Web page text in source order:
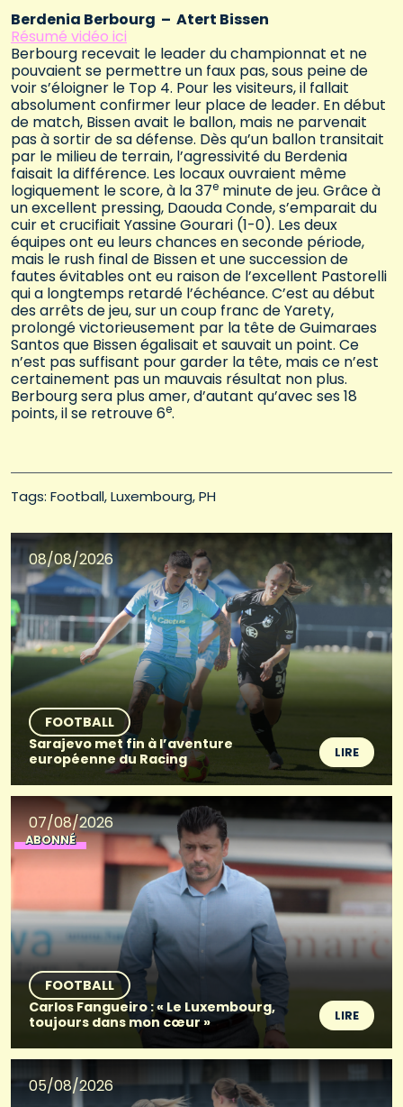
Berdenia Berbourg – Atert Bissen
Résumé vidéo ici
Berbourg recevait le leader du championnat et ne
pouvaient se permettre un faux pas, sous peine de
voir s’éloigner le Top 4. Pour les visiteurs, il fallait
absolument confirmer leur place de leader. En début
de match, Bissen avait le ballon, mais ne parvenait
pas à sortir de sa défense. Dès qu’un ballon transitait
par le milieu de terrain, l’agressivité du Berdenia
faisait la différence. Les locaux ouvraient même
logiquement le score, à la 37e minute de jeu. Grâce à
un excellent pressing, Daouda Conde, s’emparait du
cuir et crucifiait Yassine Gourari (1-0). Les deux
équipes ont eu leurs chances en seconde période,
mais le rush final de Bissen et une succession de
fautes évitables ont eu raison de l’excellent Pastorelli
qui a longtemps retardé l’échéance. C’est au début
des arrêts de jeu, sur un coup franc de Yarety,
prolongé victorieusement par la tête de Guimaraes
Santos que Bissen égalisait et sauvait un point. Ce
n’est pas suffisant pour garder la tête, mais ce n’est
certainement pas un mauvais résultat non plus.
Berbourg sera plus amer, d’autant qu’avec ses 18
points, il se retrouve 6e.
Tags: Football Luxembourg PH
08/08/2026
FOOTBALL
Sarajevo met fin à l’aventure
européenne du Racing
LIRE
07/08/2026
ABONNÉ
FOOTBALL
Carlos Fangueiro : « Le Luxembourg,
toujours dans mon cœur »
LIRE
05/08/2026